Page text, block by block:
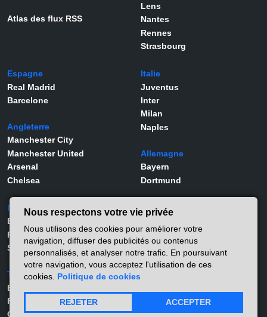
Atlas des flux RSS
Lens
Nantes
Rennes
Strasbourg
Espagne
Real Madrid
Barcelone
Angleterre
Manchester City
Manchester United
Arsenal
Chelsea
Italie
Juventus
Inter
Milan
Naples
Allemagne
Bayern
Dortmund
Portugal
Benfica
Porto
Sporting
Turquie
Besiktas
Fernerbahçe
Galatasaray
Joueurs
Lamine Yamal
Rodrygo
Vinicius Jr
Matthis Abline
Lucas Stassin
Nous respectons votre vie privée
Nous utilisons des cookies pour améliorer votre
navigation, diffuser des publicités ou contenus
personnalisés, et analyser notre trafic. En poursuivant
votre navigation, vous acceptez l'utilisation de ces
cookies. Politique de cookies
REJETER ACCEPTER